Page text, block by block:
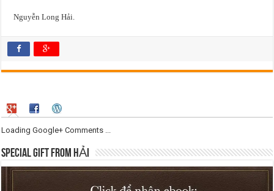
Nguyễn Long Hải.
Loading Google+ Comments ...
SPECIAL GIFT FROM HẢI